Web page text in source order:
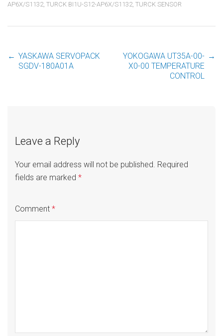
AP6X/S1132, TURCK BI1U-S12-AP6X/S1132, TURCK SENSOR
Post
← YASKAWA SERVOPACK
SGDV-180A01A
YOKOGAWA UT35A-00-
X0-00 TEMPERATURE
CONTROL
→
Leave a Reply
Your email address will not be published. Required
fields are marked *
Comment *